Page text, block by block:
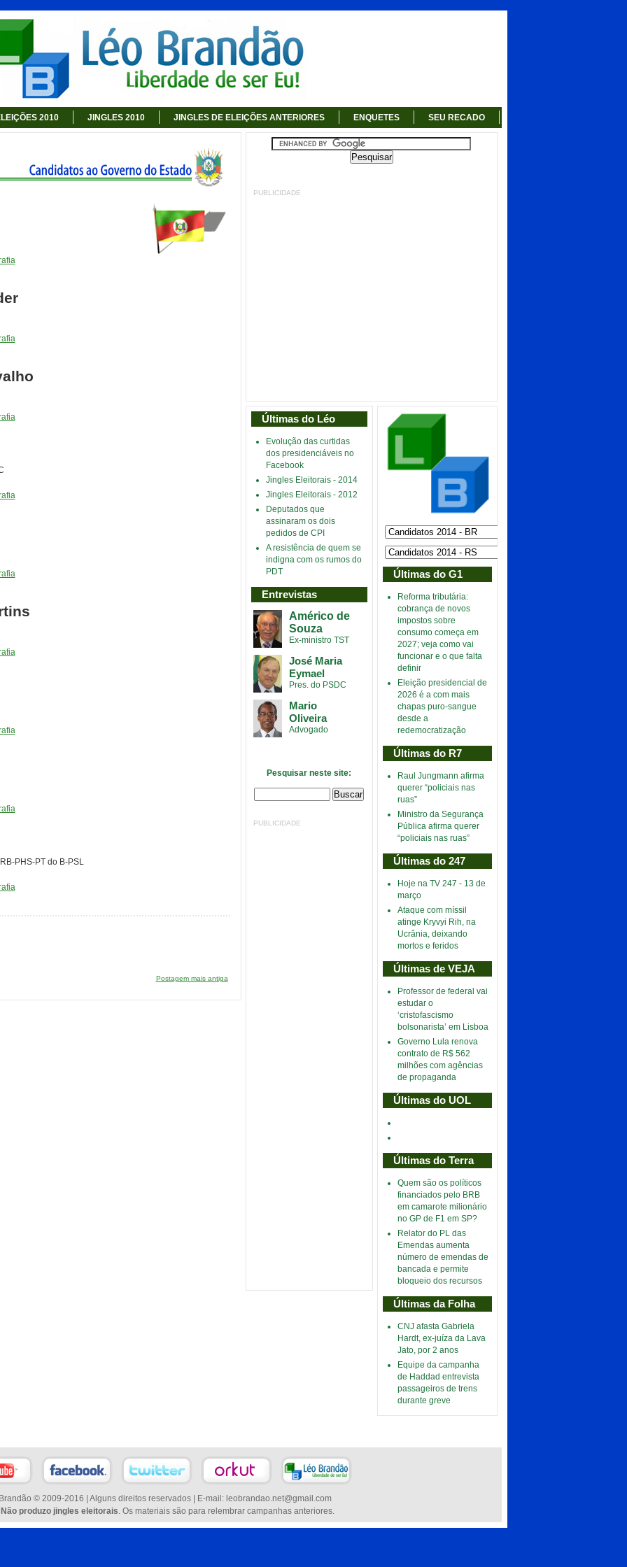
2010 JINGLES 2010 JINGLES DE ELEIÇÕES ANTERIORES ENQUETES SEU RECADO
PHS-PT do B-PSL
Postagem mais antiga
PUBLICIDADE
Últimas do Léo
Evolução das curtidas
dos presidenciáveis no
Facebook
Jingles Eleitorais - 2014
Jingles Eleitorais - 2012
Deputados que
assinaram os dois
pedidos de CPI
A resistência de quem se
indigna com os rumos do
PDT
Entrevistas
Américo de
Souza
Ex-ministro TST
José Maria
Eymael
Pres. do PSDC
Mario
Oliveira
Advogado
Pesquisar neste site:
PUBLICIDADE
Últimas do G1
Reforma tributária:
cobrança de novos
impostos sobre
consumo começa em
2027; veja como vai
funcionar e o que falta
definir
Eleição presidencial de
2026 é a com mais
chapas puro-sangue
desde a
redemocratização
Últimas do R7
Raul Jungmann afirma
querer “policiais nas
ruas”
Ministro da Segurança
Pública afirma querer
“policiais nas ruas”
Últimas do 247
Hoje na TV 247 - 13 de
março
Ataque com míssil
atinge Kryvyi Rih, na
Ucrânia, deixando
mortos e feridos
Últimas de VEJA
Professor de federal vai
estudar o
‘cristofascismo
bolsonarista’ em Lisboa
Governo Lula renova
contrato de R$ 562
milhões com agências
de propaganda
Últimas do UOL
Últimas do Terra
Quem são os políticos
financiados pelo BRB
em camarote milionário
no GP de F1 em SP?
Relator do PL das
Emendas aumenta
número de emendas de
bancada e permite
bloqueio dos recursos
Últimas da Folha
CNJ afasta Gabriela
Hardt, ex-juíza da Lava
Jato, por 2 anos
Equipe da campanha
de Haddad entrevista
passageiros de trens
durante greve
Brandão © 2009-2016 | Alguns direitos reservados | E-mail: leobrandao.net@gmail.com
Não produzo jingles eleitorais . Os materiais são para relembrar campanhas anteriores.